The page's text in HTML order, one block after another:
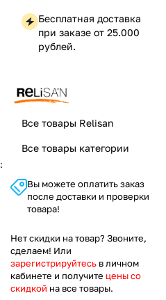
:
Бесплатная доставка
при заказе от 25.000
рублей.
Все товары Relisan
Все товары категории
Вы можете оплатить заказ
после доставки и проверки
товара!
Нет скидки на товар? Звоните,
сделаем! Или
зарегистрируйтесь в личном
кабинете и получите цены со
скидкой на все товары.